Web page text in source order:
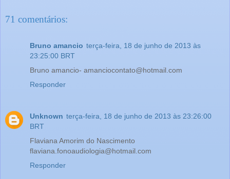
71 comentários:
Bruno amancio terça-feira, 18 de junho de 2013 às
23:25:00 BRT
Bruno amancio- amanciocontato@hotmail.com
Responder
Unknown terça-feira, 18 de junho de 2013 às 23:26:00
BRT
Flaviana Amorim do Nascimento
flaviana.fonoaudiologia@hotmail.com
Responder